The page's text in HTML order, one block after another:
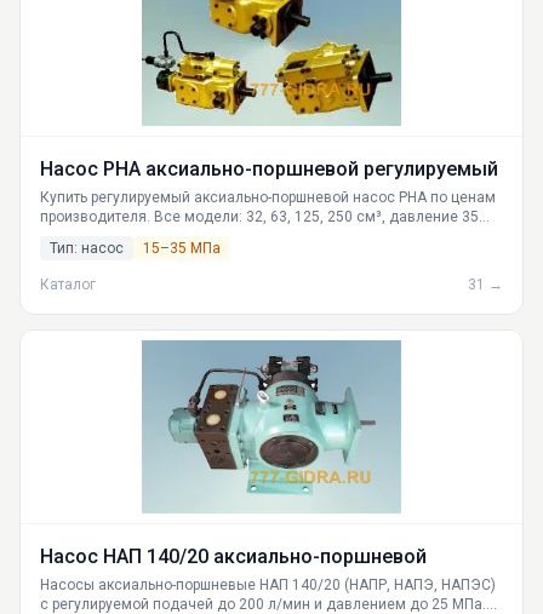
Насос РНА аксиально-поршневой регулируемый
Купить регулируемый аксиально-поршневой насос РНА по ценам
производителя. Все модели: 32, 63, 125, 250 см³, давление 35
характеристики, габариты, вес, описание. Доставка по России.
Тип: насос 15–35 МПа
Каталог 31 →
Насос НАП 140/20 аксиально-поршневой
Насосы аксиально-поршневые НАП 140/20 (НАПР, НАПЭ, НАПЭС)
с регулируемой подачей до 200 л/мин и давлением до 25 МПа.